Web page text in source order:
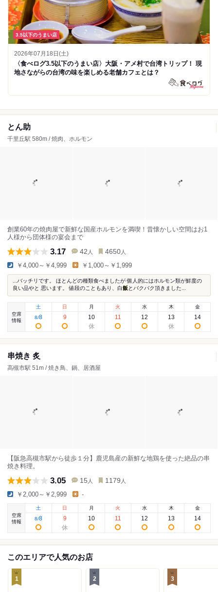
3.5以下のうまい店
2026年07月18日(土)
〈食べログ3.5以下のうまい店〉大阪・アメ村で台湾トリップ！ 現
地さながらの台湾の味を楽しめる老舗カフェとは？
とん助
千里丘駅 580m / 焼肉、ホルモン
創業60年の焼肉屋で新鮮な国産ホルモンを満喫！昔懐かしい空間はお1
人様から団体様の宴会まで
3.17 42 人 4650 人
￥4,000～￥4,999 ￥1,000～￥1,999
...バッチリです。 ほとんどの種類食べましたが 個人的にはホルモン類が鮮度の
良い品やと 思います。 値段のこともあり、白飯 とバクバク頂きました...
空席
情報
土
8/8
日
9
月
10
火
11
水
12
木
13
金
14
串焼き 炙
高槻市駅 51m / 焼き鳥、鍋、居酒屋
【阪急高槻市駅から徒歩１分】鹿児島産の新鮮な地鶏を使った絶品の串
焼き料理。
3.05 15 人 1179 人
￥2,000～￥2,999 -
空席
情報
土
8/8
日
9
月
10
火
11
水
12
木
13
金
14
このエリアで人気のお店
1 2 3